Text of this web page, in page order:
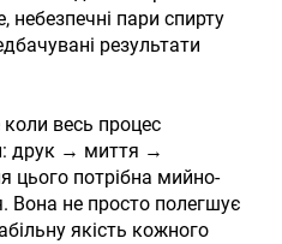
небезпечні пари спирту
результати
весь процес
друк → миття →
цього потрібна мийно-
Вона не просто полегшує
якість кожного